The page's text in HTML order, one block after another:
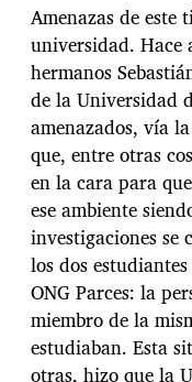
Amenazas de este
universidad. Hace
hermanos
de la Universidad
amenazados, vía
que, entre otras
en la cara para
ese ambiente
investigaciones se
los dos
ONG Parces: la
miembro de la
estudiaban. Esta
otras, hizo que la